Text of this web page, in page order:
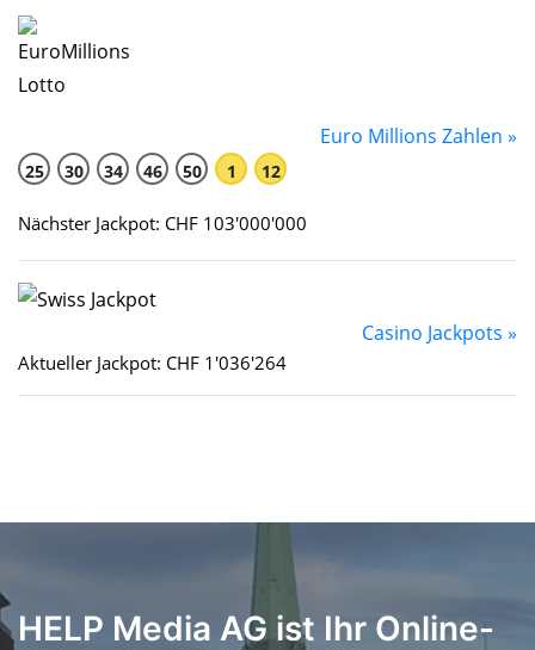
Euro Millions Zahlen »
25 30 34 46 50 1 12
Nächster Jackpot: CHF 103'000'000
Casino Jackpots »
Aktueller Jackpot: CHF 1'036'264
HELP Media AG ist Ihr Online-